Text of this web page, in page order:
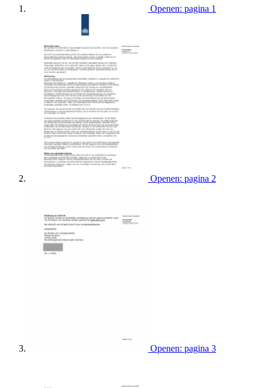
Openen: pagina 1
Openen: pagina 2
Openen: pagina 3